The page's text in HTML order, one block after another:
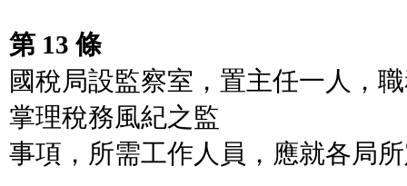
第 13 條
國稅局設監察室，置主任一人，
掌理稅務風紀之監
事項，所需工作人員，應就各局